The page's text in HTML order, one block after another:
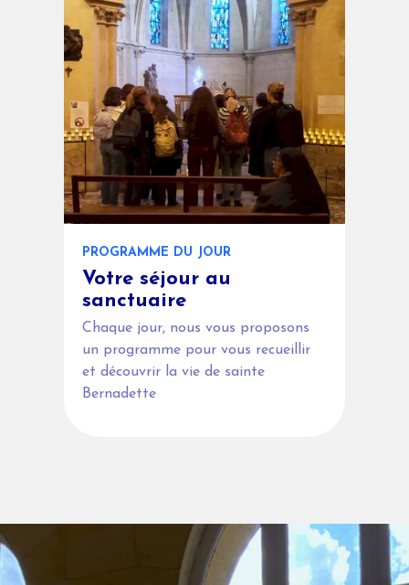
PROGRAMME DU JOUR
Votre séjour au
sanctuaire
Chaque jour, nous vous proposons
un programme pour vous recueillir
et découvrir la vie de sainte
Bernadette